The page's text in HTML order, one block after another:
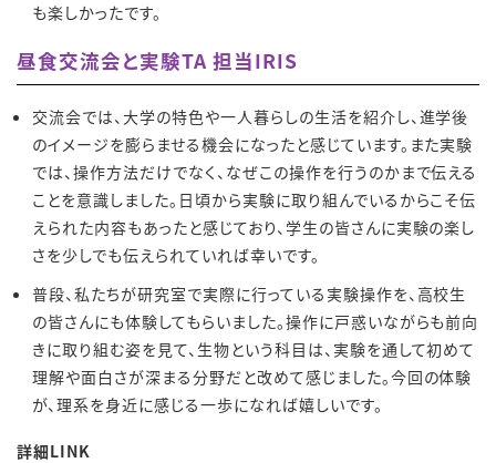
も楽しかったです。
昼食交流会と実験TA 担当IRIS
交流会では、大学の特色や一人暮らしの生活を紹介し、進学後
のイメージを膨らませる機会になったと感じています。また実験
では、操作方法だけでなく、なぜこの操作を行うのかまで伝える
ことを意識しました。日頃から実験に取り組んでいるからこそ伝
えられた内容もあったと感じており、学生の皆さんに実験の楽し
さを少しでも伝えられていれば幸いです。
普段、私たちが研究室で実際に行っている実験操作を、高校生
の皆さんにも体験してもらいました。操作に戸惑いながらも前向
きに取り組む姿を見て、生物という科目は、実験を通して初めて
理解や面白さが深まる分野だと改めて感じました。今回の体験
が、理系を身近に感じる一歩になれば嬉しいです。
詳細LINK